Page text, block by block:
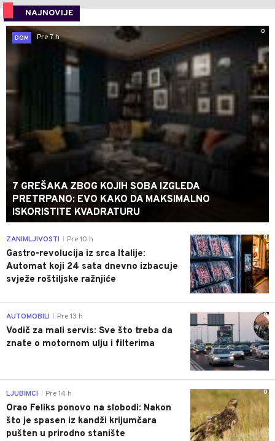
NAJNOVIJE
0
DOM
Pre 7 h
7 GREŠAKA ZBOG KOJIH SOBA IZGLEDA
PRETRPANO: EVO KAKO DA MAKSIMALNO
ISKORISTITE KVADRATURU
0
ZANIMLJIVOSTI Pre 10 h
Gastro-revolucija iz srca Italije:
Automat koji 24 sata dnevno izbacuje
svježe roštiljske ražnjiće
0
AUTOMOBILI Pre 13 h
Vodič za mali servis: Sve što treba da
znate o motornom ulju i filterima
0
LJUBIMCI Pre 14 h
Orao Feliks ponovo na slobodi: Nakon
što je spasen iz kandži krijumčara
pušten u prirodno stanište